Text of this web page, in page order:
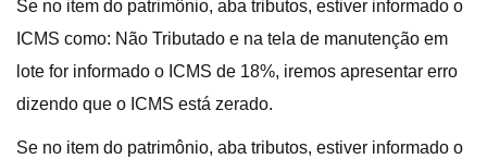
Se no item do patrimônio, aba tributos, estiver informado o
ICMS como: Não Tributado e na tela de manutenção em
lote for informado o ICMS de 18%, iremos apresentar erro
dizendo que o ICMS está zerado.
Se no item do patrimônio, aba tributos, estiver informado o